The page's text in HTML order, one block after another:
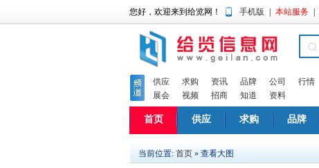
您好，欢迎来到给览网！ 手机版 本站服务
供应 求购 资讯 品牌 公司
行情
展会
视频 招商 知道 资料
首页 供应 求购 品牌
当前位置: 首页 » 查看大图